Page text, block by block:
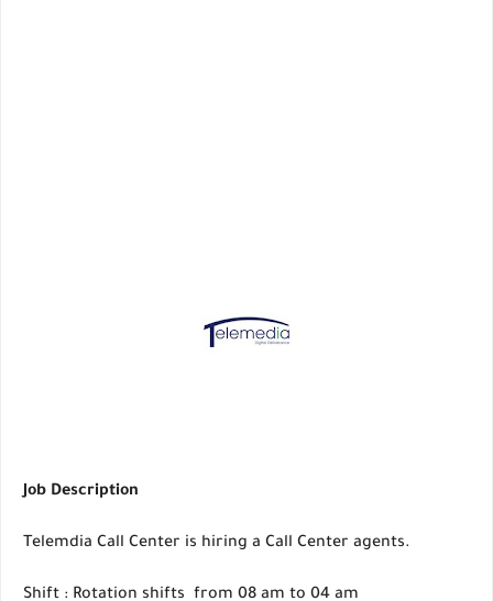
Job Description
Telemdia Call Center is hiring a Call Center agents.
Shift : Rotation shifts from 08 am to 04 am